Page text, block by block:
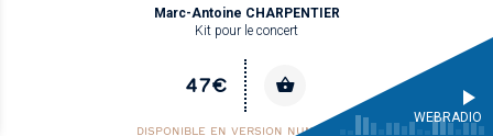
Marc-Antoine CHARPENTIER
Kit pour le concert
47€
DISPONIBLE EN VERSION NUMÉRIQUE
WEBRADIO